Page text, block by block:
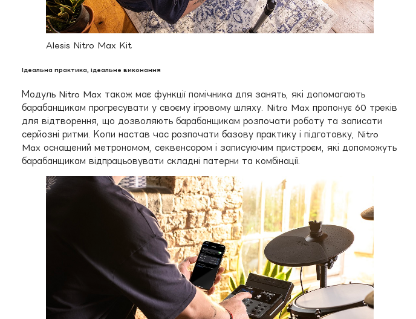
Alesis Nitro Max Kit
Ідеальна практика, ідеальне виконання
Модуль Nitro Max також має функції помічника для занять, які допомагають
барабанщикам прогресувати у своєму ігровому шляху. Nitro Max пропонує 60 треків
для відтворення, що дозволяють барабанщикам розпочати роботу та записати
серйозні ритми. Коли настав час розпочати базову практику і підготовку, Nitro
Max оснащений метрономом, секвенсором і записуючим пристроєм, які допоможуть
барабанщикам відпрацьовувати складні патерни та комбінації.